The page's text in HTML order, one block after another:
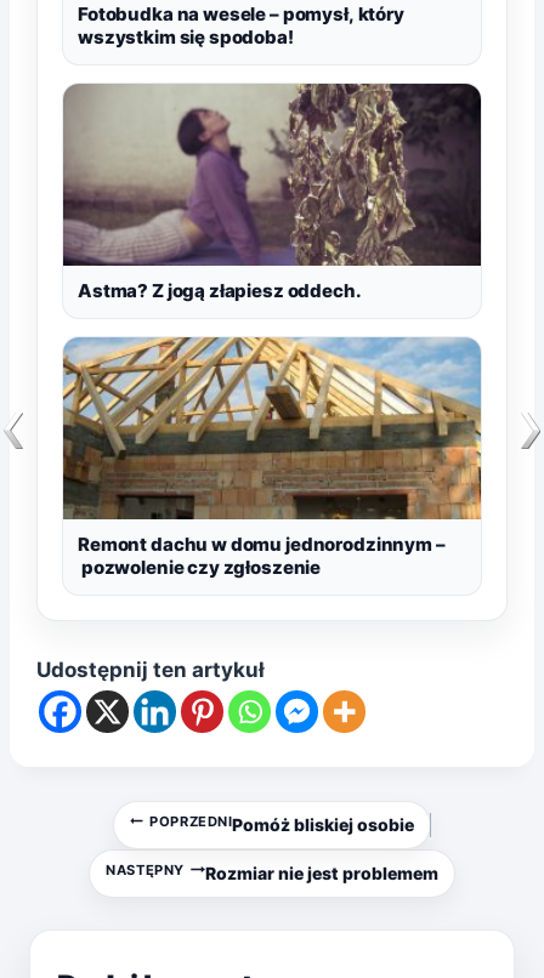
Fotobudka na wesele – pomysł, który
wszystkim się spodoba!
Astma? Z jogą złapiesz oddech.
Remont dachu w domu jednorodzinnym –
pozwolenie czy zgłoszenie
Udostępnij ten artykuł
Nawigacja
wpisu
POPRZEDNIPomóż bliskiej osobie
NASTĘPNY Rozmiar nie jest problemem